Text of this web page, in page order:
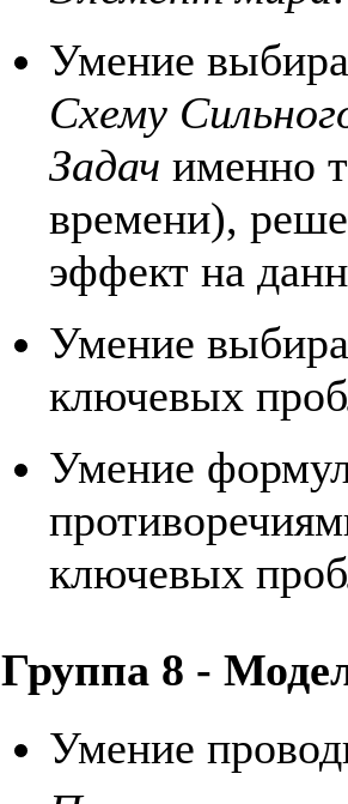
Умение
Схему
Задач именно
времени),
эффект на
Умение
ключевых
Умение
ключевых
Группа 8 -
Умение